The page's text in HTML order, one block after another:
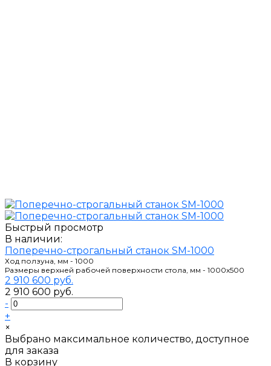
Быстрый просмотр
В наличии:
Поперечно-строгальный станок SM-1000
Ход ползуна, мм - 1000
Размеры верхней рабочей поверхности стола, мм - 1000х500
2 910 600 руб.
2 910 600 руб.
-
+
×
Выбрано максимальное количество, доступное
для заказа
В корзину